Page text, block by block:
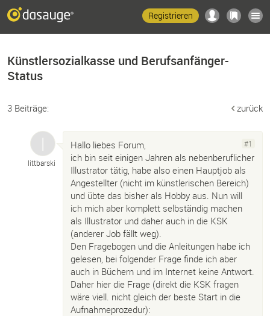
Registrieren
Künstlersozialkasse und Berufsanfänger-
Status
3 Beiträge: zurück
littbarski
#1
Hallo liebes Forum,
ich bin seit einigen Jahren als nebenberuflicher
Illustrator tätig, habe also einen Hauptjob als
Angestellter (nicht im künstlerischen Bereich)
und übte das bisher als Hobby aus. Nun will
ich mich aber komplett selbständig machen
als Illustrator und daher auch in die KSK
(anderer Job fällt weg).
Den Fragebogen und die Anleitungen habe ich
gelesen, bei folgender Frage finde ich aber
auch in Büchern und im Internet keine Antwort.
Daher hier die Frage (direkt die KSK fragen
wäre viell. nicht gleich der beste Start in die
Aufnahmeprozedur):